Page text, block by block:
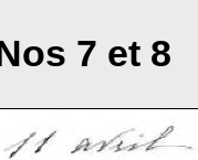
7 et 8